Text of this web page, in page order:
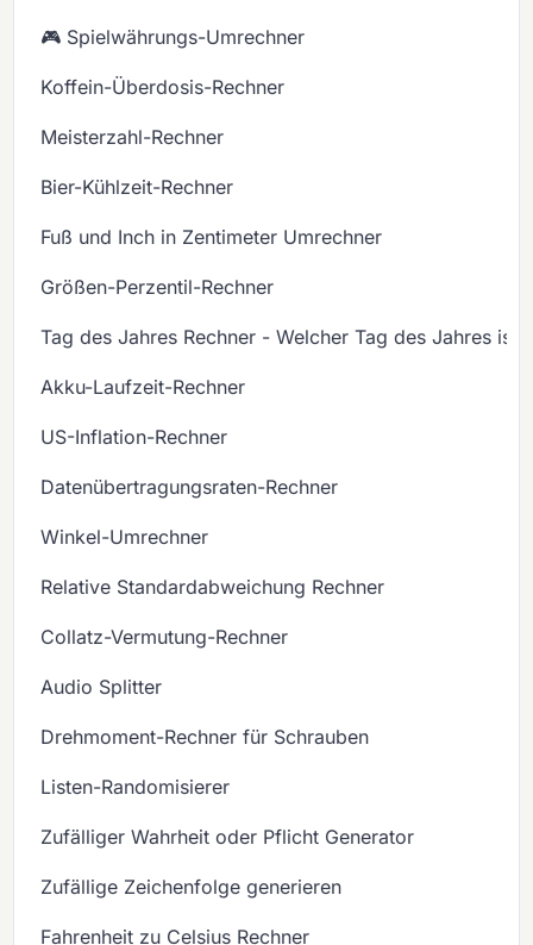
🎮 Spielwährungs-Umrechner
Koffein-Überdosis-Rechner
Meisterzahl-Rechner
Bier-Kühlzeit-Rechner
Fuß und Inch in Zentimeter Umrechner
Größen-Perzentil-Rechner
Tag des Jahres Rechner - Welcher Tag des Jahres ist
Akku-Laufzeit-Rechner
US-Inflation-Rechner
Datenübertragungsraten-Rechner
Winkel-Umrechner
Relative Standardabweichung Rechner
Collatz-Vermutung-Rechner
Audio Splitter
Drehmoment-Rechner für Schrauben
Listen-Randomisierer
Zufälliger Wahrheit oder Pflicht Generator
Zufällige Zeichenfolge generieren
Fahrenheit zu Celsius Rechner